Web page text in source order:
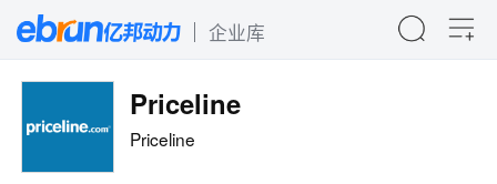
企业库
Priceline
Priceline